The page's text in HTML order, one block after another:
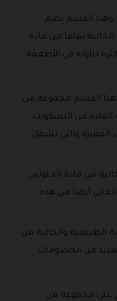
وهذا القسم يضم
تماما من مادة
تناوله في الأطعمة
هذا القسم مجموعة من
المادة من البسكويت
المميزة والتي تشمل
من مادة الجلوتين
الخالي أيضا من هذه
الطبيعية والخالية من
من الخصومات
على مجموعة من